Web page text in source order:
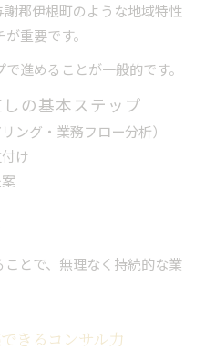
郡伊根町のような地域特性
重要です。
進めることが一般的です。
の基本ステップ
ング・業務フロー分析）
け
とで、無理なく持続的な業
きるコンサル力